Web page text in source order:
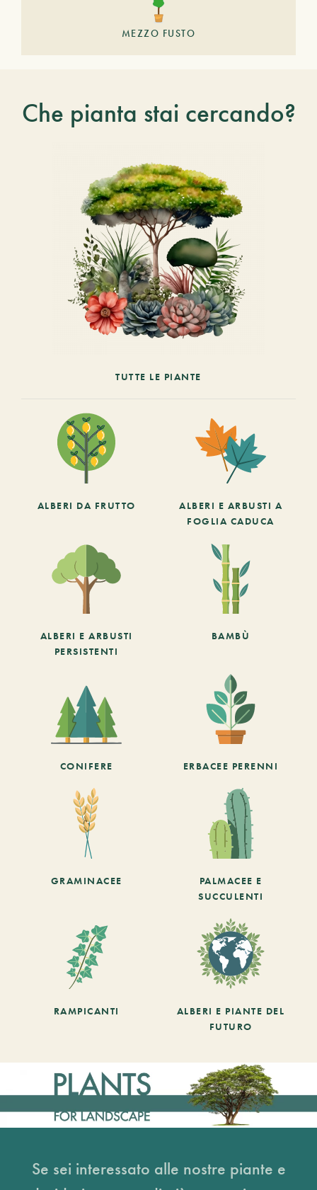
MEZZO FUSTO
Che pianta stai cercando?
TUTTE LE PIANTE
ALBERI DA FRUTTO
ALBERI E ARBUSTI A
FOGLIA CADUCA
ALBERI E ARBUSTI
PERSISTENTI
BAMBÙ
CONIFERE ERBACEE PERENNI
GRAMINACEE
PALMACEE E
SUCCULENTI
RAMPICANTI
ALBERI E PIANTE DEL
FUTURO
Se sei interessato alle nostre piante e